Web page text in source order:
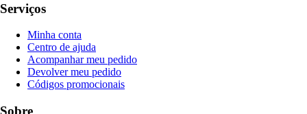
Serviços
Minha conta
Centro de ajuda
Acompanhar meu pedido
Devolver meu pedido
Códigos promocionais
Sobre